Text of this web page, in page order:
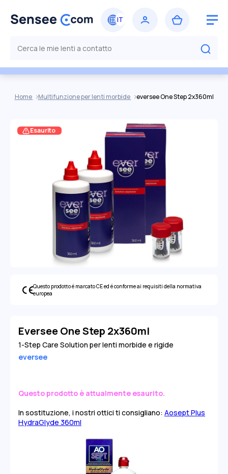
Home Multifunzione per lenti morbide eversee One Step 2x360ml
Esaurito
Questo prodotto é marcato CE ed é conforme ai requisiti della normativa
europea
Eversee One Step 2x360ml
1-Step Care Solution per lenti morbide e rigide
eversee
Questo prodotto è attualmente esaurito.
In sostituzione, i nostri ottici ti consigliano: Aosept Plus
HydraGlyde 360ml